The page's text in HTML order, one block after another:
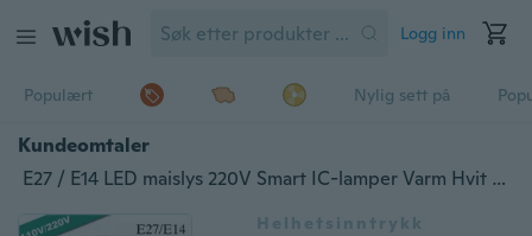
Logg inn
Populært Nylig sett på
Kundeomtaler
E27 / E14 LED maislys 220V Smart IC-lamper Varm Hvit Kaldhvit maislampe
Helhetsinntrykk